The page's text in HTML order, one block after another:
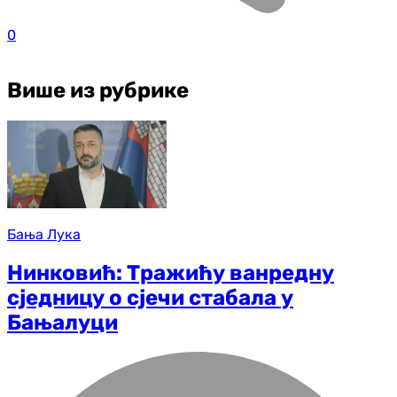
0
Више из рубрике
Бања Лука
Нинковић: Тражићу ванредну
сједницу о сјечи стабала у
Бањалуци